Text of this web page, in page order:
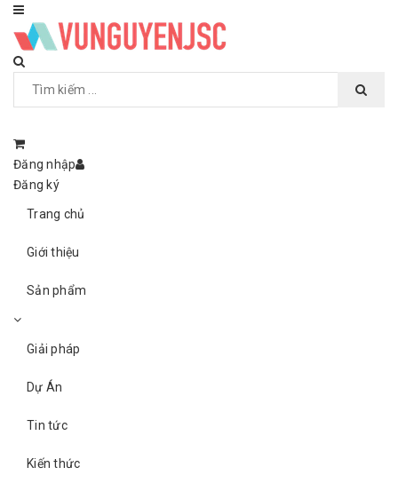
Đăng nhập
Đăng ký
Trang chủ
Giới thiệu
Sản phẩm
Giải pháp
Dự Án
Tin tức
Kiến thức